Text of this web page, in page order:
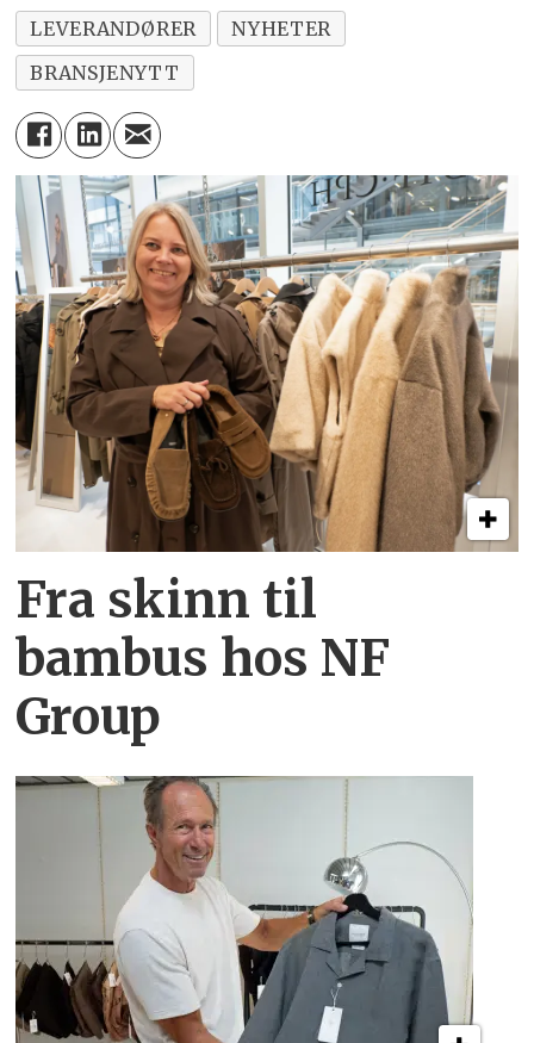
LEVERANDØRER
NYHETER
BRANSJENYTT
Fra skinn til
bambus hos NF
Group